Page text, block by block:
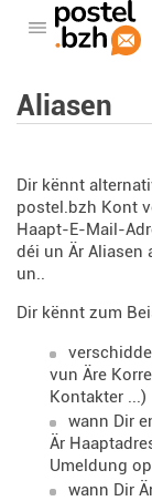
Oppen de Menü
Aliasen
Dir kënnt
postel.bzh Kont
Haapt-E-Mail-
déi un Är Aliasen
un..
Dir kënnt zum
vun Äre
Kontakter ...)
wann Dir
Är
Umeldung
wann Dir